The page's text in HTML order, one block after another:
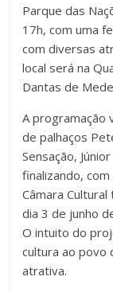
Parque das
17h, com uma
com diversas
local será na
Dantas de
A programação
de palhaços
Sensação,
finalizando,
Câmara
dia 3 de junho
O intuito do
cultura ao povo
atrativa.